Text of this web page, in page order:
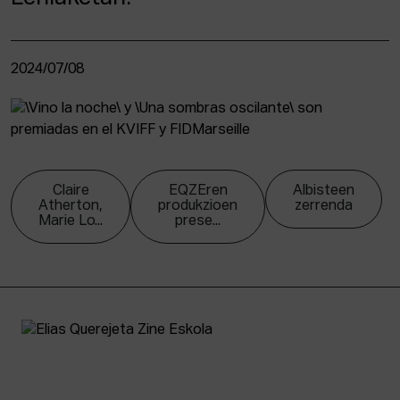
2024/07/08
Claire
Atherton,
Marie Lo...
EQZEren
produkzioen
prese...
Albisteen
zerrenda